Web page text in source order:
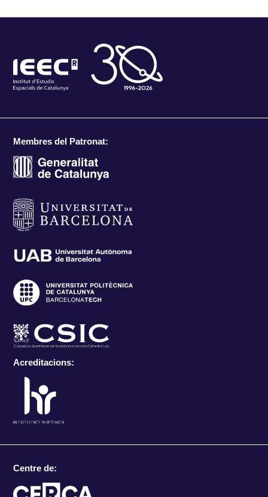
Membres del Patronat:
Acreditacions:
Centre de: